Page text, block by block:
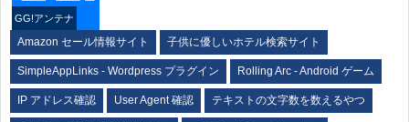
GG!アンテナ
Amazon セール情報サイト 子供に優しいホテル検索サイト
SimpleAppLinks - Wordpress プラグイン Rolling Arc - Android ゲーム
IP アドレス確認 User Agent 確認 テキストの文字数を数えるやつ